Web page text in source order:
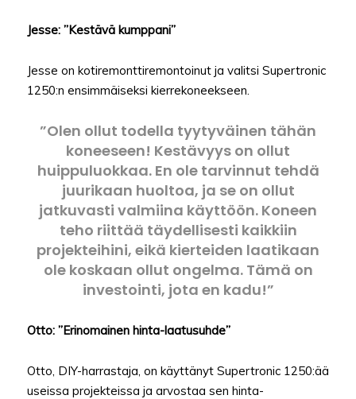
Jesse: ”Kestävä kumppani”
Jesse on kotiremonttiremontoinut ja valitsi Supertronic
1250:n ensimmäiseksi kierrekoneekseen.
”Olen ollut todella tyytyväinen tähän
koneeseen! Kestävyys on ollut
huippuluokkaa. En ole tarvinnut tehdä
juurikaan huoltoa, ja se on ollut
jatkuvasti valmiina käyttöön. Koneen
teho riittää täydellisesti kaikkiin
projekteihini, eikä kierteiden laatikaan
ole koskaan ollut ongelma. Tämä on
investointi, jota en kadu!”
Otto: ”Erinomainen hinta-laatusuhde”
Otto, DIY-harrastaja, on käyttänyt Supertronic 1250:ää
useissa projekteissa ja arvostaa sen hinta-